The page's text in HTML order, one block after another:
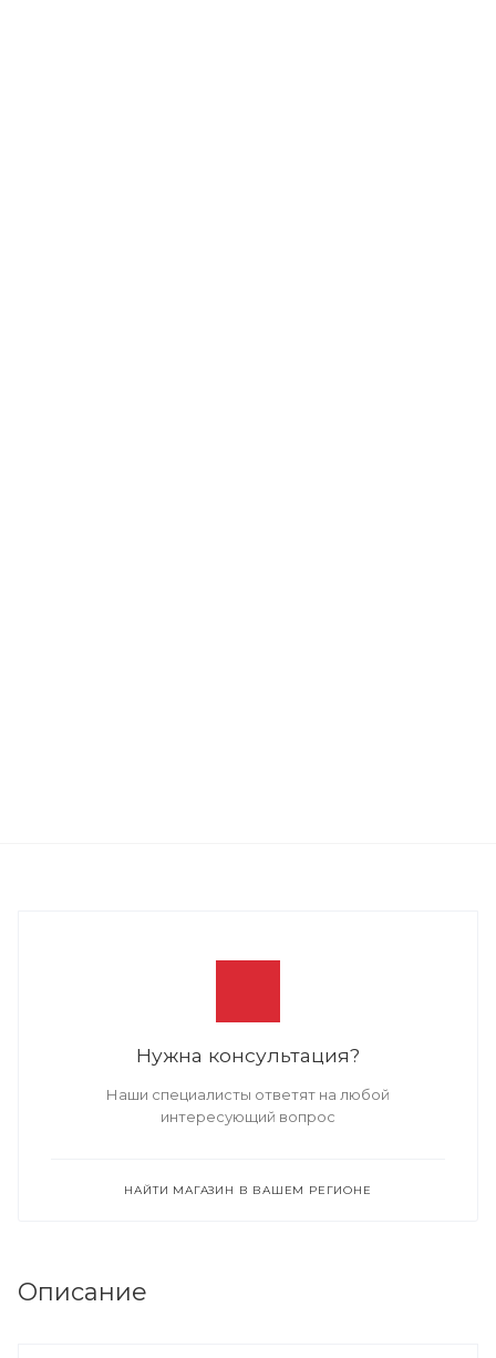
Нужна консультация?
Наши специалисты ответят на любой
интересующий вопрос
НАЙТИ МАГАЗИН В ВАШЕМ РЕГИОНЕ
Описание